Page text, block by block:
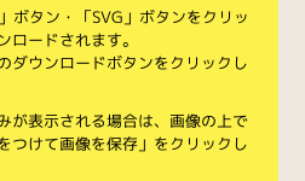
ボタン・「SVG」ボタンをクリッ
ロードされます。
ダウンロードボタンをクリックし
が表示される場合は、画像の上で
つけて画像を保存」をクリックし